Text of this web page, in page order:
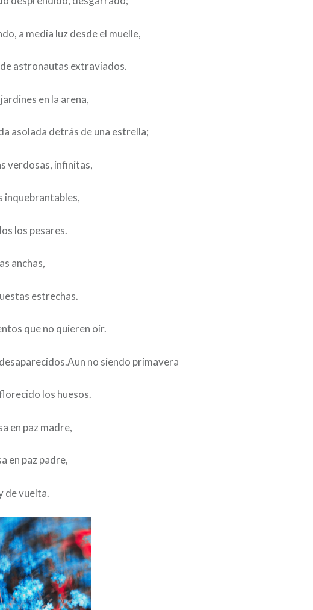
a media luz desde el muelle,
astronautas extraviados.
en la arena,
asolada detrás de una estrella;
verdosas, infinitas,
inquebrantables,
los pesares.
anchas,
estrechas.
que no quieren oír.
no siendo primavera
los huesos.
en paz madre,
en paz padre,
de vuelta.